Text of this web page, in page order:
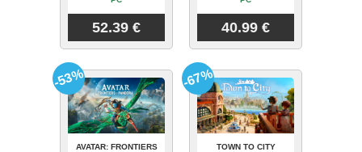
52.39 € 40.99 €
AVATAR: FRONTIERS
-53%
TOWN TO CITY
-67%